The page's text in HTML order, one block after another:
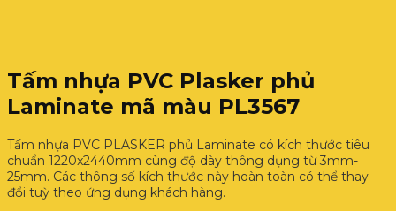
Tấm nhựa PVC Plasker phủ
Laminate mã màu PL3567
Tấm nhựa PVC PLASKER phủ Laminate có kích thước tiêu
chuẩn 1220x2440mm cùng độ dày thông dụng từ 3mm-
25mm. Các thông số kích thước này hoàn toàn có thể thay
đổi tuỳ theo ứng dụng khách hàng.